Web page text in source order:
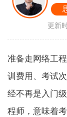
更新
准备走网络工
训费用、考试
经不再是入门
程师，意味着